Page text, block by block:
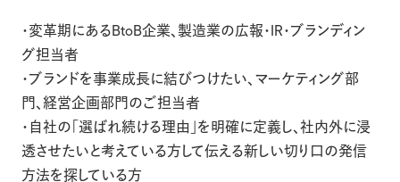
・変革期にあるBtoB企業、製造業の広報・IR・ブランディン
グ担当者
・ブランドを事業成長に結びつけたい、マーケティング部
門、経営企画部門のご担当者
・自社の「選ばれ続ける理由」を明確に定義し、社内外に浸
透させたいと考えている方して伝える新しい切り口の発信
方法を探している方